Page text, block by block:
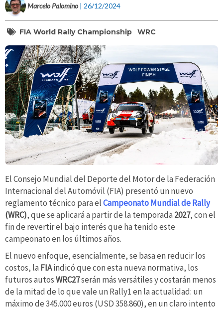
Marcelo Palomino | 26/12/2024
FIA World Rally Championship WRC
El Consejo Mundial del Deporte del Motor de la Federación
Internacional del Automóvil (FIA) presentó un nuevo
reglamento técnico para elCampeonato Mundial de Rally
(WRC), que se aplicará a partir de la temporada 2027, con el
fin de revertir el bajo interés que ha tenido este
campeonato en los últimos años.
El nuevo enfoque, esencialmente, se basa en reducir los
costos, la FIAindicó que con esta nueva normativa, los
futuros autosWRC27serán más versátiles y costarán menos
de la mitad de lo que vale un Rally1 en la actualidad: un
máximo de 345.000 euros (USD 358.860), en un claro intento